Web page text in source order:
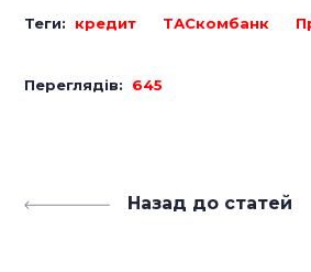
Теги: кредит ТАСкомбанк
Переглядів: 645
Назад до статей